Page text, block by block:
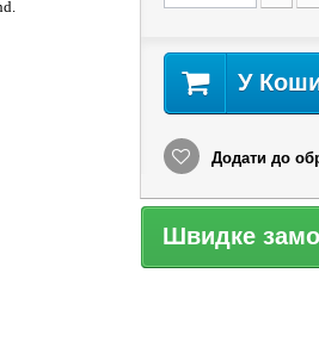
У
Додати до
Швидке